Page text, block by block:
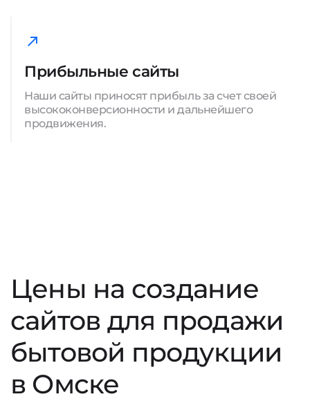
Прибыльные сайты
Наши сайты приносят прибыль за счет своей
высококонверсионности и дальнейшего
продвижения.
Цены на создание
сайтов для продажи
бытовой продукции
в Омске